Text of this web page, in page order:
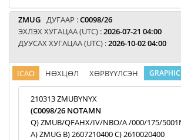
ZMUG ДУГААР :C0098/26
ЭХЛЭХ ХУГАЦАА (UTC) :2026-07-21 04:00
ДУУСАХ ХУГАЦАА (UTC) :2026-10-02 04:00
ICAO НӨХЦӨЛ ХӨРВҮҮЛСЭН GRAPHIC
210313 ZMUBYNYX
(C0098/26 NOTAMN
Q) ZMUB/QFAHX/IV/NBO/A /000/175/
A) ZMUG B) 2607210400 C) 2610020400